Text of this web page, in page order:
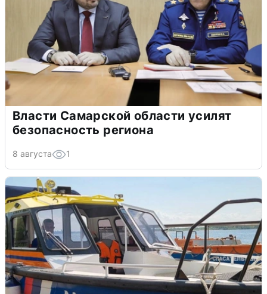
Власти Самарской области усилят
безопасность региона
8 августа 1